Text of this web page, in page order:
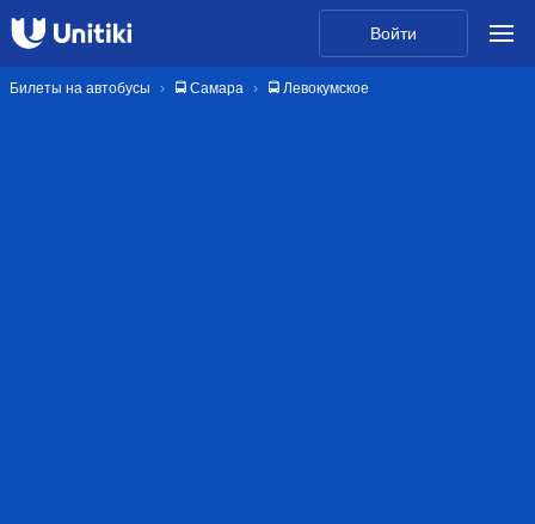
Войти
Билеты на автобусы 🚍 Самара 🚍 Левокумское